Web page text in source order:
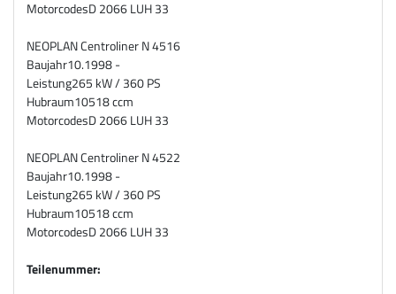
MotorcodesD 2066 LUH 33
NEOPLAN Centroliner N 4516
Baujahr10.1998 -
Leistung265 kW / 360 PS
Hubraum10518 ccm
MotorcodesD 2066 LUH 33
NEOPLAN Centroliner N 4522
Baujahr10.1998 -
Leistung265 kW / 360 PS
Hubraum10518 ccm
MotorcodesD 2066 LUH 33
Teilenummer: